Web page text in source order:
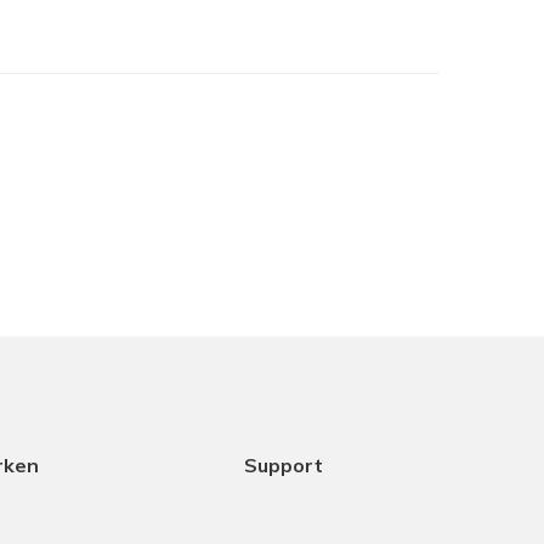
18-12-2025 Support